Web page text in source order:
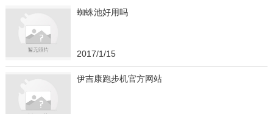
蜘蛛池好用吗
2017/1/15
伊吉康跑步机官方网站